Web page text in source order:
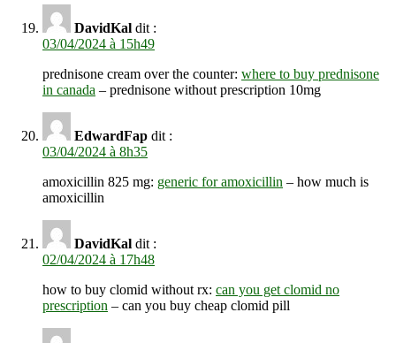
DavidKal dit :
03/04/2024 à 15h49
prednisone cream over the counter: where to buy prednisone
in canada – prednisone without prescription 10mg
EdwardFap dit :
03/04/2024 à 8h35
amoxicillin 825 mg: generic for amoxicillin – how much is
amoxicillin
DavidKal dit :
02/04/2024 à 17h48
how to buy clomid without rx: can you get clomid no
prescription – can you buy cheap clomid pill